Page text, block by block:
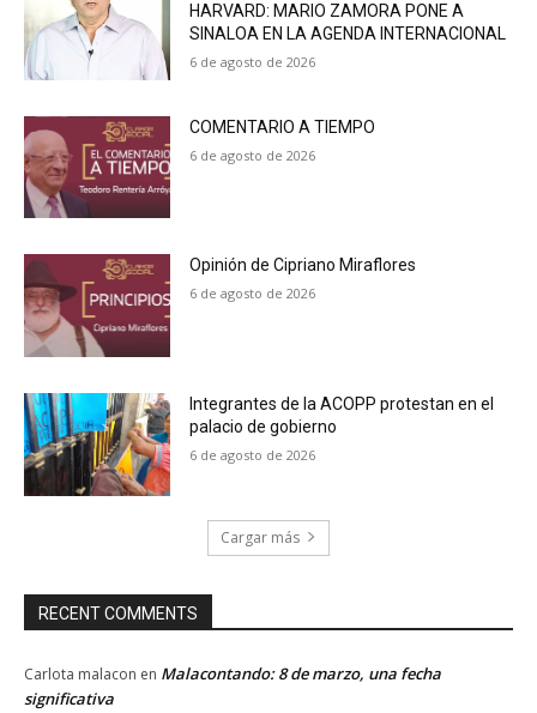
HARVARD: MARIO ZAMORA PONE A
SINALOA EN LA AGENDA INTERNACIONAL
6 de agosto de 2026
COMENTARIO A TIEMPO
6 de agosto de 2026
Opinión de Cipriano Miraflores
6 de agosto de 2026
Integrantes de la ACOPP protestan en el
palacio de gobierno
6 de agosto de 2026
Cargar más
RECENT COMMENTS
Carlota malacon en Malacontando: 8 de marzo, una fecha
significativa